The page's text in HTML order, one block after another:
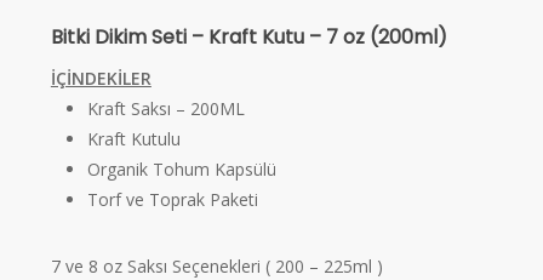
Bitki Dikim Seti – Kraft Kutu – 7 oz (200ml)
İÇİNDEKİLER
Kraft Saksı – 200ML
Kraft Kutulu
Organik Tohum Kapsülü
Torf ve Toprak Paketi
7 ve 8 oz Saksı Seçenekleri ( 200 – 225ml )